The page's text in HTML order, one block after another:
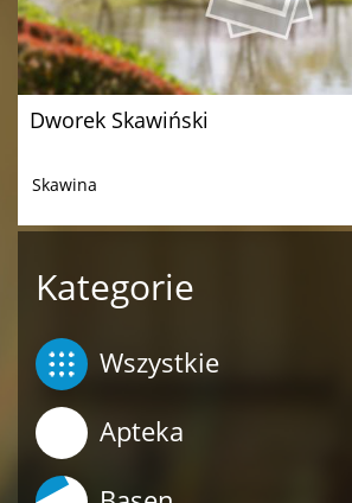
Dworek Skawiński
Skawina
Kategorie
Wszystkie
Apteka